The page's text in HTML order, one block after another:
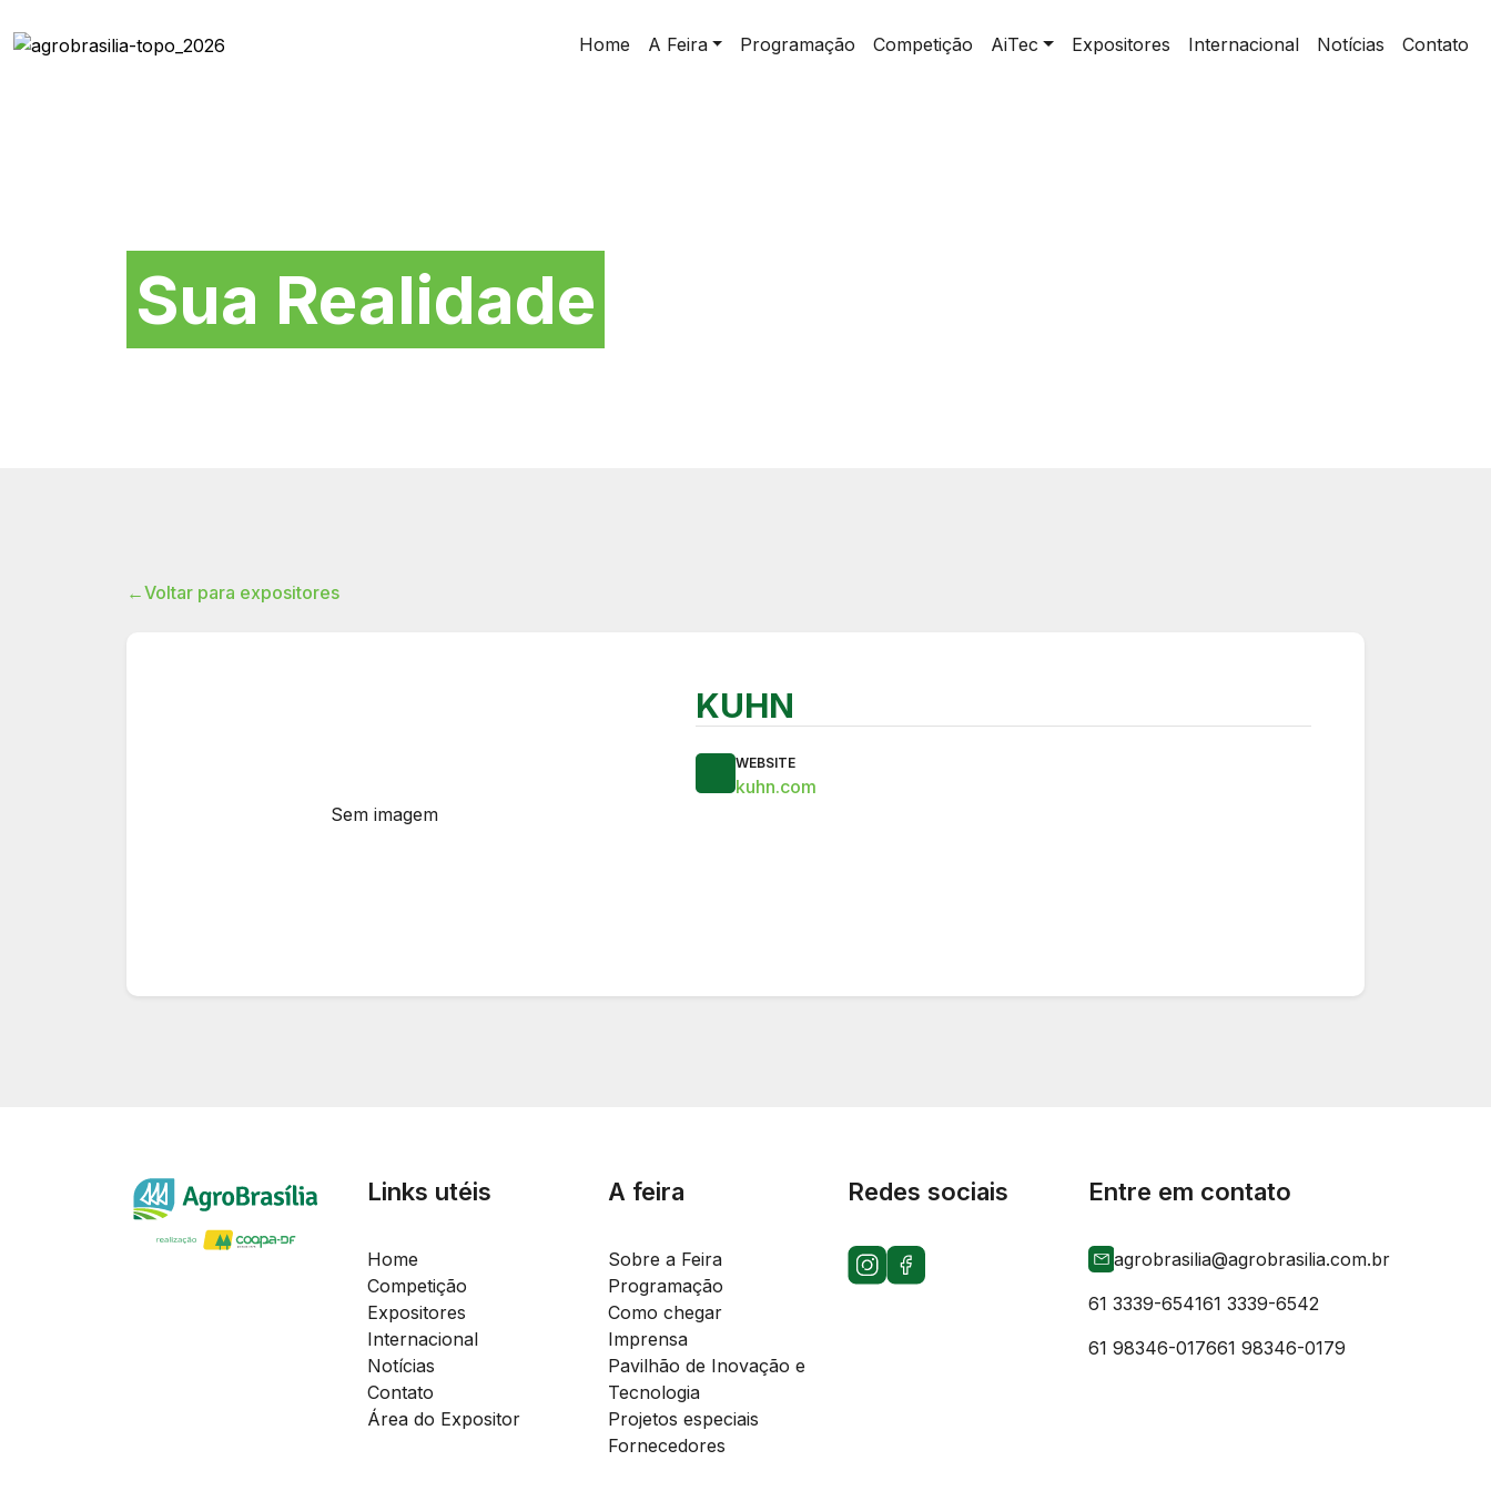
Home A Feira Programação Competição AiTec Expositores Internacional Notícias Contato
Sua Realidade
←Voltar para expositores
Sem imagem
KUHN
WEBSITE
kuhn.com
Links utéis
Home
Competição
Expositores
Internacional
Notícias
Contato
Área do Expositor
A feira
Sobre a Feira
Programação
Como chegar
Imprensa
Pavilhão de Inovação e
Tecnologia
Projetos especiais
Fornecedores
Redes sociais Entre em contato
agrobrasilia@agrobrasilia.com.br
61 3339-654161 3339-6542
61 98346-017661 98346-0179